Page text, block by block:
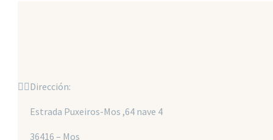
Dirección:
Estrada Puxeiros-Mos ,64 nave 4
36416 – Mos